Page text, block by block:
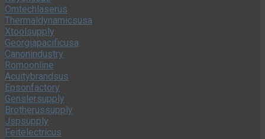
Omtechlaserus
Thermaldynamicsusa
Xtoolsupply
Georgiapacificusa
Canonindustry
Romoonline
Acuitybrandsus
Epsonfactory
Genslersupply
Brotherussupply
Jspsupply
Feitelectricus